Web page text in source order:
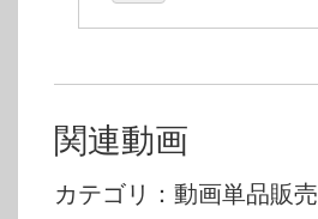
関連動画
カテゴリ：動画単品販売